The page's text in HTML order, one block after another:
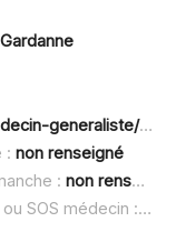
gardanne/richard-ohayon
: non renseigné
: non renseigné
Dr Richard OHAYON urgence à domicile ou SOS médecin :non